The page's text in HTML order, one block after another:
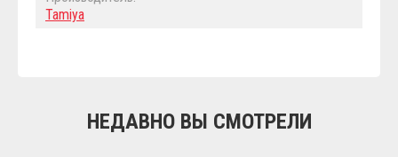
Tamiya
НЕДАВНО ВЫ СМОТРЕЛИ